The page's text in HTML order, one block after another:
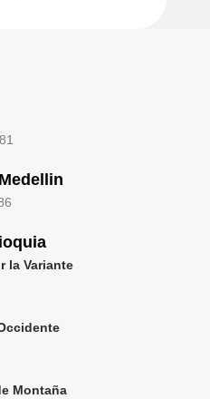
la Variante
Montaña